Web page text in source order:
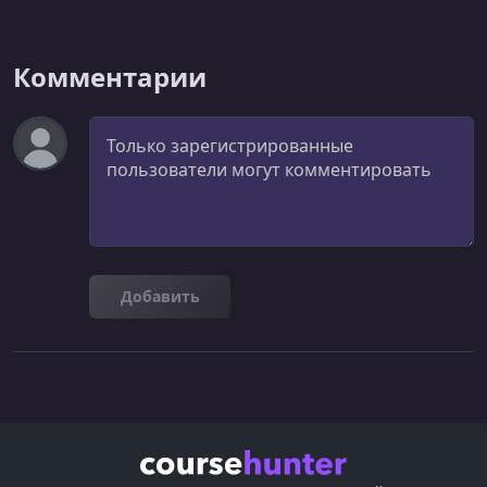
Комментарии
Комментарий
Добавить